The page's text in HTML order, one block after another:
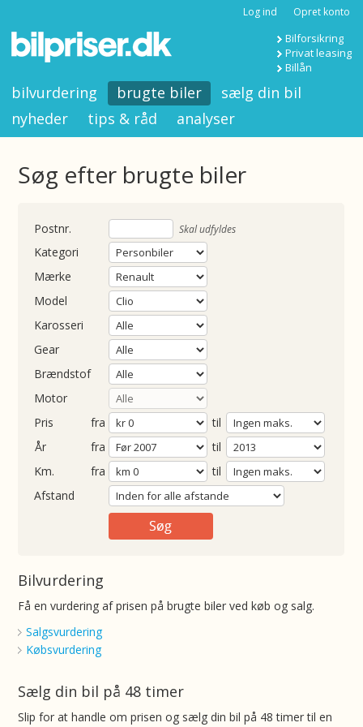
Log ind Opret konto
Bilforsikring
Privat leasing
Billån
bilvurdering brugte biler
sælg din bil
nyheder
tips & råd analyser
Søg efter brugte biler
Skal udfyldes
Kategori
Mærke
Model
Karosseri
Gear
Brændstof
Motor
Pris
fra
til
fra
til
fra
til
Afstand
Bilvurdering
Få en vurdering af prisen på brugte biler ved køb og salg.
Salgsvurdering
Købsvurdering
Sælg din bil på 48 timer
Slip for at handle om prisen og sælg din bil på 48 timer til en